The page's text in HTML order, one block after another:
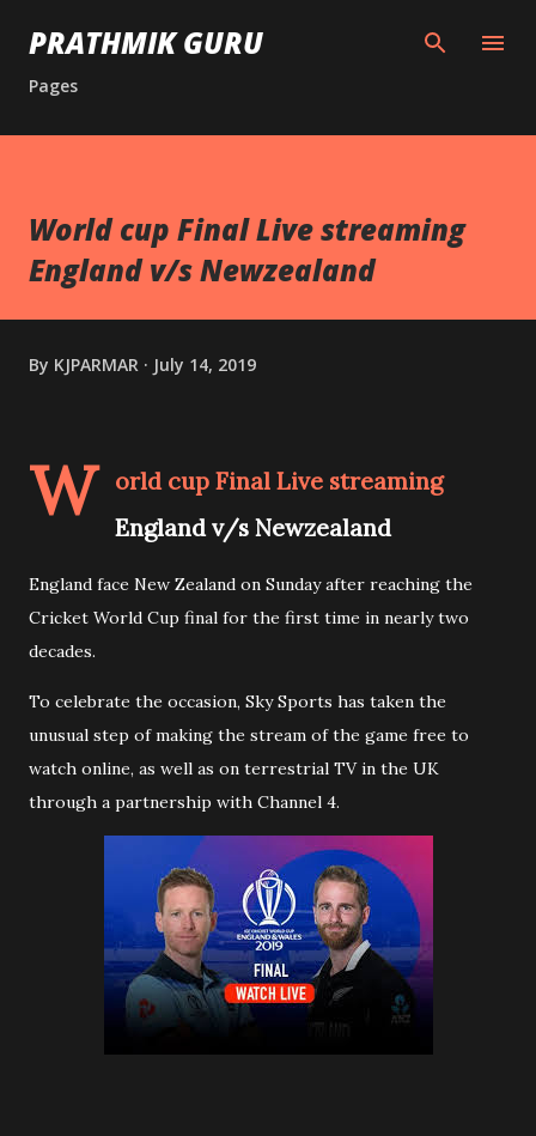
Skip to main content
PRATHMIK GURU
Pages
World cup Final Live streaming
England v/s Newzealand
By KJPARMAR July 14, 2019
W
orld cup Final Live streaming
England v/s Newzealand
England face New Zealand on Sunday after reaching the
Cricket World Cup final for the first time in nearly two
decades.
To celebrate the occasion, Sky Sports has taken the
unusual step of making the stream of the game free to
watch online, as well as on terrestrial TV in the UK
through a partnership with Channel 4.